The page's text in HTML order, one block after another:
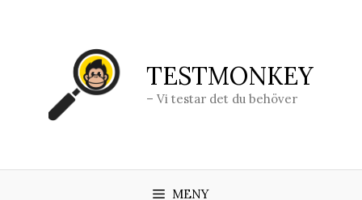
TESTMONKEY
– Vi testar det du behöver
MENY